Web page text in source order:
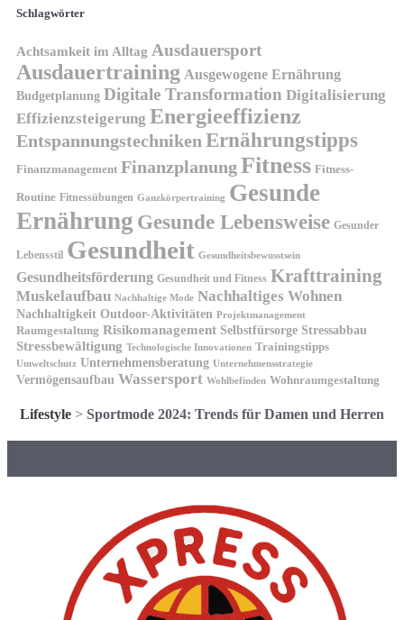
Schlagwörter
Achtsamkeit im Alltag Ausdauersport
Ausdauertraining Ausgewogene Ernährung
Budgetplanung Digitale Transformation Digitalisierung
Effizienzsteigerung Energieeffizienz
Entspannungstechniken Ernährungstipps
Finanzmanagement Finanzplanung Fitness Fitness-
Routine Fitnessübungen Ganzkörpertraining Gesunde
Ernährung Gesunde Lebensweise Gesunder
Lebensstil Gesundheit Gesundheitsbewusstsein
Gesundheitsförderung Gesundheit und Fitness Krafttraining
Muskelaufbau Nachhaltige Mode Nachhaltiges Wohnen
Nachhaltigkeit Outdoor-Aktivitäten Projektmanagement
Raumgestaltung Risikomanagement Selbstfürsorge Stressabbau
Stressbewältigung Technologische Innovationen Trainingstipps
Umweltschutz Unternehmensberatung Unternehmensstrategie
Vermögensaufbau Wassersport Wohlbefinden Wohnraumgestaltung
Lifestyle > Sportmode 2024: Trends für Damen und Herren